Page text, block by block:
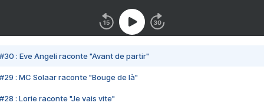
#30 : Eve Angeli raconte "Avant de partir"
#29 : MC Solaar raconte "Bouge de là"
#28 : Lorie raconte "Je vais vite"